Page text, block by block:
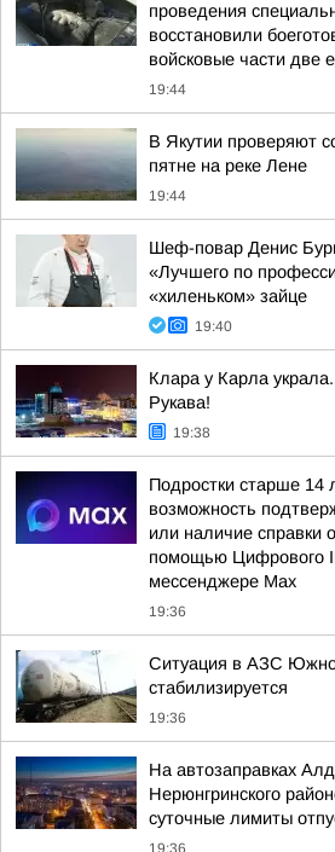
проведения
восстановили
войсковые части две
19:44
В Якутии проверяют
пятне на реке Лене
19:44
Шеф-повар Денис
«Лучшего по
«хиленьком» зайце
19:40
Клара у Карла
Рукава!
19:38
Подростки старше 14
возможность
или наличие справки
помощью Цифрового
мессенджере Мах
19:36
Ситуация в АЗС
стабилизируется
19:36
На автозаправках
Нерюнгринского
суточные лимиты
19:36